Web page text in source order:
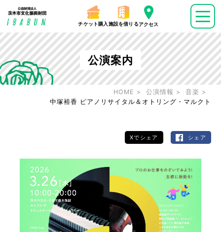
チケット購入 施設を借りるアクセス
公演案内
HOME 公演情報
音楽
中塚裕香 ピアノリサイタル＆オトリング・マルクト
Xでシェア シェア